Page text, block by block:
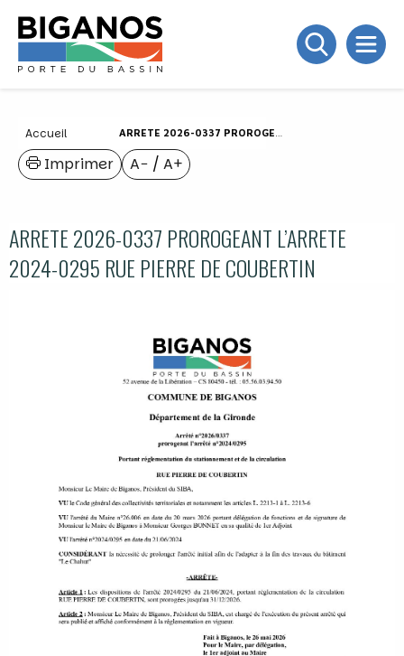
Accueil ARRETE 2026-0337 PROROGEANT L’ARRETE 2024-0295 RUE PIERRE DE COUBERTIN
A− / A+
Imprimer
ARRETE 2026-0337 PROROGEANT L’ARRETE
2024-0295 RUE PIERRE DE COUBERTIN